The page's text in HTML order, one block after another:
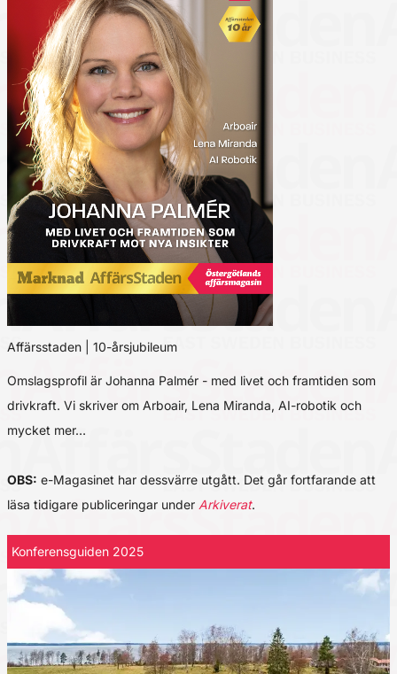
Affärsstaden | 10-årsjubileum
Omslagsprofil är Johanna Palmér - med livet och framtiden som
drivkraft. Vi skriver om Arboair, Lena Miranda, AI-robotik och
mycket mer…
OBS: e-Magasinet har dessvärre utgått. Det går fortfarande att
läsa tidigare publiceringar under Arkiverat.
Konferensguiden 2025